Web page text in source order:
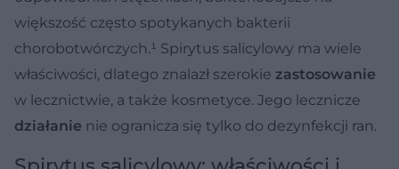
większość często spotykanych bakterii
chorobotwórczych.¹ Spirytus salicylowy ma wiele
właściwości, dlatego znalazł szerokie zastosowanie
w lecznictwie, a także kosmetyce. Jego lecznicze
działanie nie ogranicza się tylko do dezynfekcji ran.